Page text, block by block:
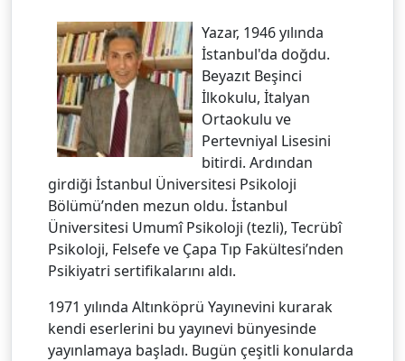
Yazar, 1946 yılında
İstanbul'da doğdu.
Beyazıt Beşinci
İlkokulu, İtalyan
Ortaokulu ve
Pertevniyal Lisesini
bitirdi. Ardından
girdiği İstanbul Üniversitesi Psikoloji
Bölümü’nden mezun oldu. İstanbul
Üniversitesi Umumî Psikoloji (tezli), Tecrübî
Psikoloji, Felsefe ve Çapa Tıp Fakültesi’nden
Psikiyatri sertifikalarını aldı.
1971 yılında Altınköprü Yayınevini kurarak
kendi eserlerini bu yayınevi bünyesinde
yayınlamaya başladı. Bugün çeşitli konularda